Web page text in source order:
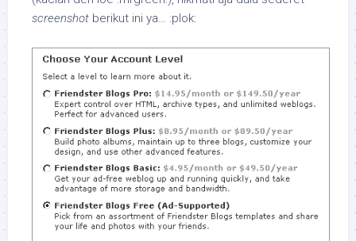
screenshot berikut ini ya… :plok: